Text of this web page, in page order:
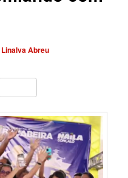
Linalva Abreu